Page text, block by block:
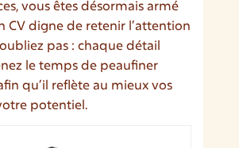
vous êtes désormais armé
CV digne de retenir l’attention
pas : chaque détail
le temps de peaufiner
qu’il reflète au mieux vos
potentiel.